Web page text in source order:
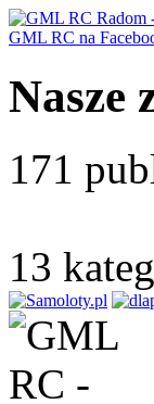
GML RC na
Nasze
171
13